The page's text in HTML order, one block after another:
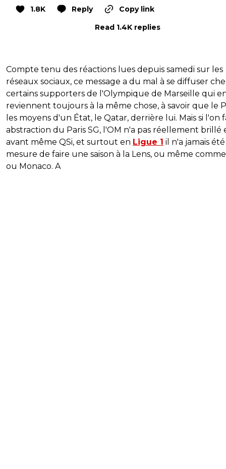
1.8K Reply
Copy link
Read 1.4K replies
Compte tenu des réactions lues depuis samedi sur les
réseaux sociaux, ce message a du mal à se diffuser
certains supporters de l'Olympique de Marseille qui
reviennent toujours à la même chose, à savoir que le
les moyens d'un État, le Qatar, derrière lui. Mais si l'on
abstraction du Paris SG, l'OM n'a pas réellement brillé
avant même QSi, et surtout en Ligue 1 il n'a jamais
mesure de faire une saison à la Lens, ou même
ou Monaco. A